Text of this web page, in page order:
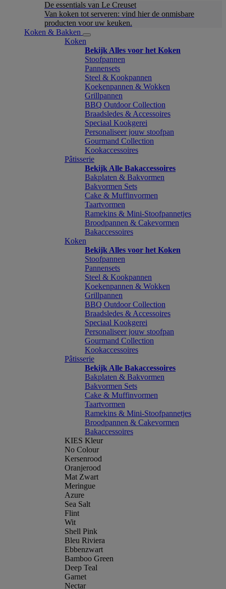
De essentials van Le Creuset
Van koken tot serveren: vind hier de onmisbare
producten voor uw keuken.
Koken & Bakken
Koken
Bekijk Alles voor het Koken
Stoofpannen
Pannensets
Steel & Kookpannen
Koekenpannen & Wokken
Grillpannen
BBQ Outdoor Collection
Braadsledes & Accessoires
Speciaal Kookgerei
Personaliseer jouw stoofpan
Gourmand Collection
Kookaccessoires
Pâtisserie
Bekijk Alle Bakaccessoires
Bakplaten & Bakvormen
Bakvormen Sets
Cake & Muffinvormen
Taartvormen
Ramekins & Mini-Stoofpannetjes
Broodpannen & Cakevormen
Bakaccessoires
Koken
Bekijk Alles voor het Koken
Stoofpannen
Pannensets
Steel & Kookpannen
Koekenpannen & Wokken
Grillpannen
BBQ Outdoor Collection
Braadsledes & Accessoires
Speciaal Kookgerei
Personaliseer jouw stoofpan
Gourmand Collection
Kookaccessoires
Pâtisserie
Bekijk Alle Bakaccessoires
Bakplaten & Bakvormen
Bakvormen Sets
Cake & Muffinvormen
Taartvormen
Ramekins & Mini-Stoofpannetjes
Broodpannen & Cakevormen
Bakaccessoires
KIES Kleur
No Colour
Kersenrood
Oranjerood
Mat Zwart
Meringue
Azure
Sea Salt
Flint
Wit
Shell Pink
Bleu Riviera
Ebbenzwart
Bamboo Green
Deep Teal
Garnet
Nectar